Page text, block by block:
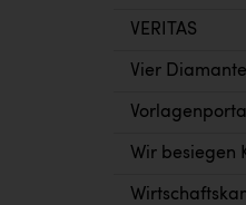
VERITAS
Vier
Vorlagenportal
Wir besiegen